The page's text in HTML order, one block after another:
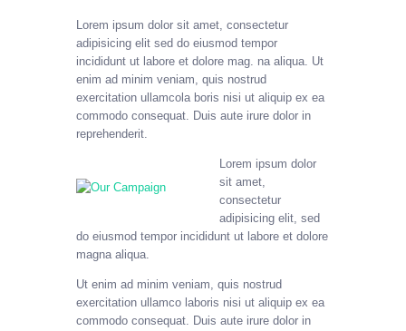
Lorem ipsum dolor sit amet, consectetur
adipisicing elit sed do eiusmod tempor
incididunt ut labore et dolore mag. na aliqua. Ut
enim ad minim veniam, quis nostrud
exercitation ullamcola boris nisi ut aliquip ex ea
commodo consequat. Duis aute irure dolor in
reprehenderit.
Lorem ipsum dolor
sit amet,
consectetur
adipisicing elit, sed
do eiusmod tempor incididunt ut labore et dolore
magna aliqua.
Ut enim ad minim veniam, quis nostrud
exercitation ullamco laboris nisi ut aliquip ex ea
commodo consequat. Duis aute irure dolor in